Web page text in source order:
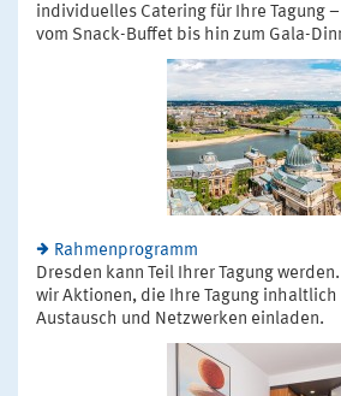
individuelles Catering für Ihre Tagung
vom Snack-Buffet bis hin zum Gala-
Rahmenprogramm
Dresden kann Teil Ihrer Tagung
wir Aktionen, die Ihre Tagung
Austausch und Netzwerken einladen.